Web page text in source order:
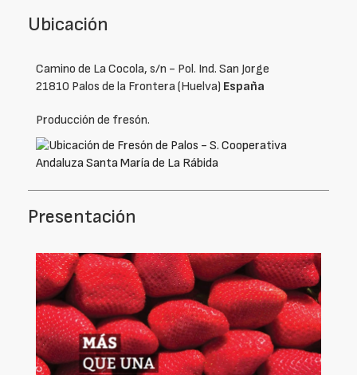
Ubicación
Camino de La Cocola, s/n - Pol. Ind. San Jorge
21810 Palos de la Frontera (Huelva) España
Producción de fresón.
Presentación